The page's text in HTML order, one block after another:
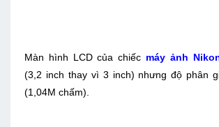
Màn hình LCD của chiếc máy ảnh
(3,2 inch thay vì 3 inch) nhưng độ phân
(1,04M chấm).